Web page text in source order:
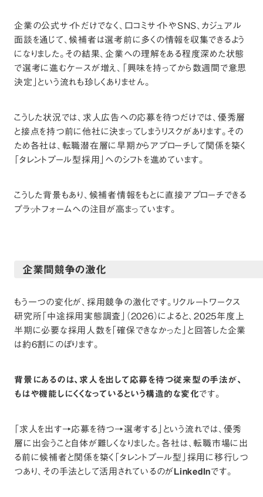
企業の公式サイトだけでなく、口コミサイトやSNS、カジュアル
面談を通じて、候補者は選考前に多くの情報を収集できるよう
になりました。その結果、企業への理解をある程度深めた状態
で選考に進むケースが増え、「興味を持ってから数週間で意思
決定」という流れも珍しくありません。
こうした状況では、求人広告への応募を待つだけでは、優秀層
と接点を持つ前に他社に決まってしまうリスクがあります。その
ため各社は、転職潜在層に早期からアプローチして関係を築く
「タレントプール型採用」へのシフトを進めています。
こうした背景もあり、候補者情報をもとに直接アプローチできる
プラットフォームへの注目が高まっています。
企業間競争の激化
もう一つの変化が、採用競争の激化です。リクルートワークス
研究所「中途採用実態調査」（2026）によると、2025年度上
半期に必要な採用人数を「確保できなかった」と回答した企業
は約6割にのぼります。
背景にあるのは、求人を出して応募を待つ従来型の手法が、
もはや機能しにくくなっているという構造的な変化です。
「求人を出す→応募を待つ→選考する」という流れでは、優秀
層に出会うこと自体が難しくなりました。各社は、転職市場に出
る前に候補者と関係を築く「タレントプール型」採用に移行しつ
つあり、その手法として活用されているのがLinkedInです。